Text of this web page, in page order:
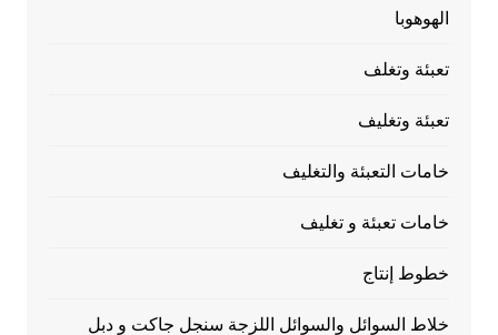
الهوهوبا
تعبئة وتغلف
تعبئة وتغليف
خامات التعبئة والتغليف
خامات تعبئة و تغليف
خطوط إنتاج
خلاط السوائل والسوائل اللزجة سنجل جاكت و دبل